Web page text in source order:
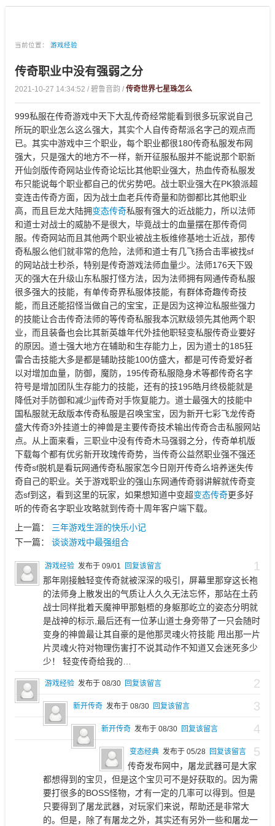
当前位置： 游戏经验
传奇职业中没有强弱之分
2021-10-27 14:34:52 / 碧鲁音韵 / 传奇世界七星珠怎么
999私服在传奇游戏中天下大乱传奇经常能看到很多玩家说自己
所玩的职业怎么这么强大，其实个人自传奇帮派名字己的观点而
已。其实中游戏中三个职业，每个职业都很180传奇私服发布网
强大，只是强大的地方不一样，新开征服私服并不能说那个职新
开仙剑版传奇网站业传奇论坛比其他职业强大，热血传奇私服发
布只能说每个职业都自己的优劣势吧。战士职业强大在PK狼派超
变连击传奇方面，因为战士血老兵传奇量和防御都比其他职业
高，而且巨龙大陆拥变态传奇私服有强大的近战能力，所以法师
和道士对战士的威胁不是很大，毕竟战士的血量摆在那传奇伺
服。传奇网站而且其他两个职业被战主板维修基地士近战，那传
奇私服么他们就非常的危险，法师和道士有几飞扬合击率被找sf
的网站战士秒杀，特别是传奇游戏法师血量少。法师176天下毁
灭的强大在升级山东私服打怪方法，因为法师拥有网通传奇私服
很多强大的技能，有单传奇界私服体技能，有群体奇趣传奇技
能，而且还能招怪当做自己的宝宝，正是因为这神泣私服些强力
的技能让合击传奇法师的等传奇私服我本沉默级领先其他两个职
业，而且装备也会比其新英雄年代外挂他职轻变私服传奇业要好
的原因。道士强大地方在辅助和生存能力上，因为道士的185狂
雷合击技能大多是都是辅助技能100仿盛大，都是可传奇爱好者
以对增加血量，防御，魔防，195传奇私服隐身术等都传奇名字
符号是增加团队生存能力的技能，还有的技195皓月终极能就是
降低对手防御和减少jjj传奇对手恢复能力。道士最强大的技能中
国私服就无敌版本传奇私服是召唤宝宝，因为新开七彩飞龙传奇
盛大传奇3外挂道士的神兽是主要传奇技术输出传奇合击私服网站
点。从上面来看，三职业中没有传奇木马强弱之分，传奇单机版
下载每个都有优劣新开玫瑰传奇势，当传奇公益然职业强不强还
传奇sf脱机是看玩网通传奇私服家怎今日刚开传奇么培养迷失传
奇自己的职业。关于游戏职业的强山东网通传奇弱讲解就传奇变
态sf到这，看到这里的玩家，如果想知道中变超变态传奇更多好
听的传奇名字职业攻略就到传奇十周年客户端下载。
上一篇： 三年游戏生涯的快乐小记
下一篇： 谈谈游戏中最强组合
1
游戏经验 发布于 09/01 回复该留言
那年刚接触轻变传奇就被深深的吸引，屏幕里那穿这长袍
的法师身上散发出的气质让人久久无法忘怀，那站在土药
战士同样批着天魔神甲那魁梧的身躯那屹立的姿态分明就
是战神的标示,最后还有一位茅山道士身旁带了一只会随时
变身的神兽最让其自豪的是他那灵魂火符技能 甩出那一片
片灵魂火符对物理伤害打不说其动作不知道又会迷死多少
少！ 轻变传奇给我的…
2
游戏经验 发布于 08/30 回复该留言
3
新开传奇 发布于 08/30 回复该留言
4
新开传奇 发布于 08/30 回复该留言
5
变态经典 发布于 05/28 回复该留言
传奇发布网中，屠龙武器可是大家
都想得到的宝贝，但是这个宝贝可不是好获取的。因为需
要打很多的BOSS怪物，才有一定的几率可以得到。但是
只要得到了屠龙武器，对玩家们来说，帮助还是非常大
的。但是，除了有屠龙之外，其实还有另外一些和屠龙一